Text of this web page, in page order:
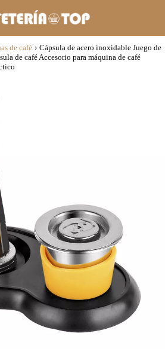
de café › Cápsula de acero inoxidable Juego de
de café Accesorio para máquina de café